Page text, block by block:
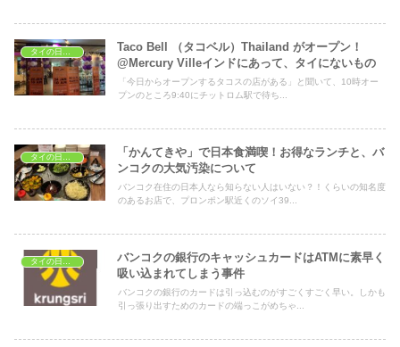
Taco Bell （タコベル）Thailand がオープン！
@Mercury Villeインドにあって、タイにないもの
「今日からオープンするタコスの店がある」と聞いて、10時オー
プンのところ9:40にチットロム駅で待ち...
「かんてきや」で日本食満喫！お得なランチと、バ
ンコクの大気汚染について
バンコク在住の日本人なら知らない人はいない？！くらいの知名度
のあるお店で、プロンポン駅近くのソイ39...
タイの日常生活
バンコクの銀行のキャッシュカードはATMに素早く
吸い込まれてしまう事件
バンコクの銀行のカードは引っ込むのがすごくすごく早い。しかも
引っ張り出すためのカードの端っこがめちゃ...